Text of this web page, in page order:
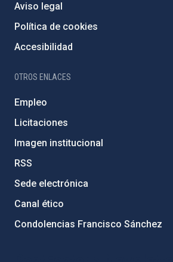
Aviso legal
Política de cookies
Accesibilidad
OTROS ENLACES
Empleo
Licitaciones
Imagen institucional
RSS
Sede electrónica
Canal ético
Condolencias Francisco Sánchez